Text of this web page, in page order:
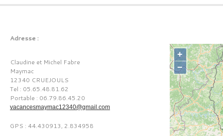
Adresse :
Claudine et Michel Fabre
Maymac
12340 CRUEJOULS
Tel : 05.65.48.81.62
Portable : 06.79.86.45.20
vacancesmaymac12340@gmail.com
GPS : 44.430913, 2.834958
+
−